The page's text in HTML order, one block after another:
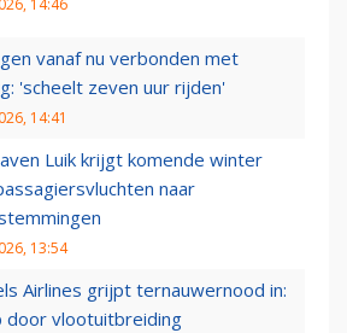
14:46
vanaf nu verbonden met
'scheelt zeven uur rijden'
14:41
Luik krijgt komende winter
naar
13:54
Airlines grijpt ternauwernood in:
door vlootuitbreiding